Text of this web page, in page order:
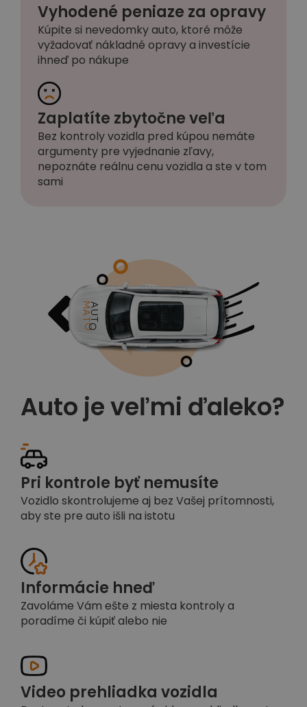
Vyhodené peniaze za opravy
Kúpite si nevedomky auto, ktoré môže
vyžadovať nákladné opravy a investície
ihneď po nákupe
Zaplatíte zbytočne veľa
Bez kontroly vozidla pred kúpou nemáte
argumenty pre vyjednanie zľavy,
nepoznáte reálnu cenu vozidla a ste v tom
sami
Auto je veľmi ďaleko?
Pri kontrole byť nemusíte
Vozidlo skontrolujeme aj bez Vašej prítomnosti,
aby ste pre auto išli na istotu
Informácie hneď
Zavoláme Vám ešte z miesta kontroly a
poradíme či kúpiť alebo nie
Video prehliadka vozidla